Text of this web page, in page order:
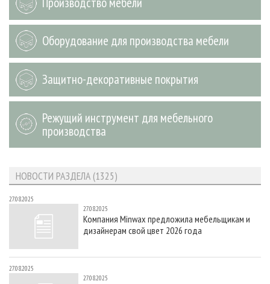
Оборудование для производства мебели
Защитно-декоративные покрытия
Режущий инструмент для мебельного
производства
НОВОСТИ РАЗДЕЛА (1325)
27.08.2025
27.08.2025
Компания Minwax предложила мебельщикам и
дизайнерам свой цвет 2026 года
27.08.2025
27.08.2025